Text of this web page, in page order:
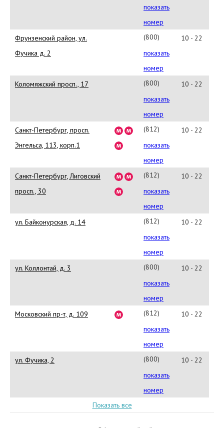
777-
8-
999
показать
номер
Фрунзенский район, ул.
Фучика д. 2
(800)
777-
8-
999
показать
номер
10 - 22
Коломяжский просп., 17
(800)
777-
8-
999
показать
номер
10 - 22
Санкт-Петербург, просп.
Энгельса, 113, корп.1
(812)
777-
8-
999
показать
номер
10 - 22
Санкт-Петербург, Лиговский
просп., 30
(812)
777-
8-
999
показать
номер
10 - 22
ул. Байконурская, д. 14
(812)
777-
8-
999
показать
номер
10 - 22
ул. Коллонтай, д. 3
(800)
777-
8-
999
показать
номер
10 - 22
Московский пр-т, д. 109
(812)
777-
8-
999
показать
номер
10 - 22
ул. Фучика, 2
(800)
777-
8-
показать
номер
10 - 22
Показать все